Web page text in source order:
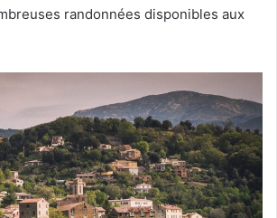
randonnées disponibles aux